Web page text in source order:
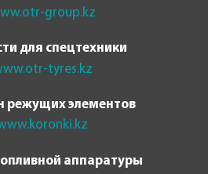
group.kz
для спецтехники
tyres.kz
режущих элементов
аппаратуры